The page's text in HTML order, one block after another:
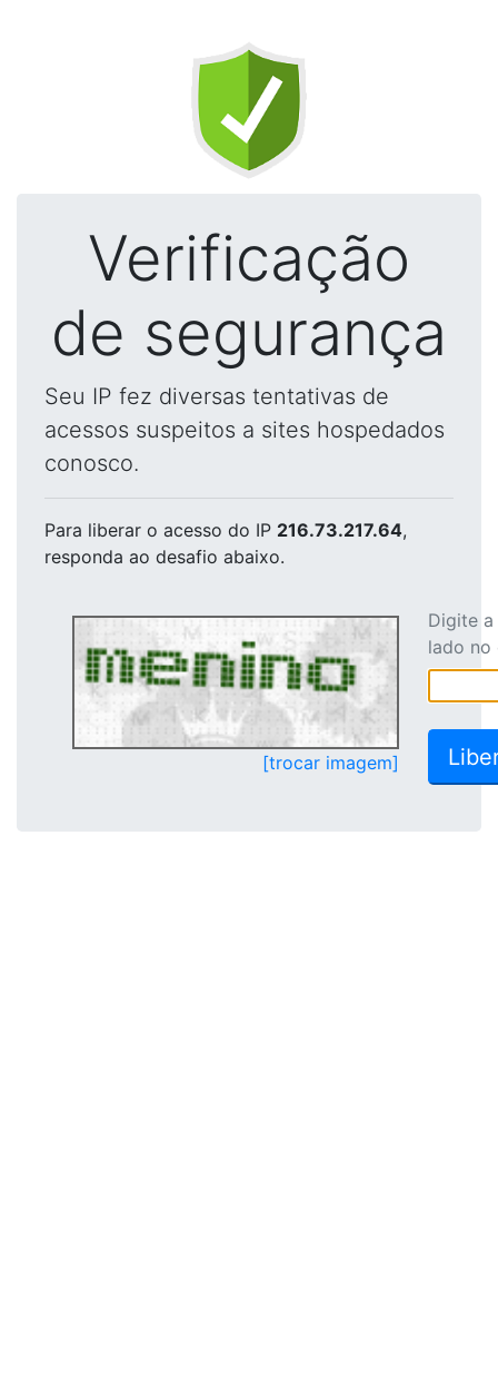
Verificação
de segurança
Seu IP fez diversas tentativas de
acessos suspeitos a sites hospedados
conosco.
Para liberar o acesso do IP 216.73.217.64,
responda ao desafio abaixo.
[trocar imagem]
Digite
lado no